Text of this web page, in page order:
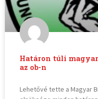
Határon túli
az ob-n
Lehetővé tette a Magyar